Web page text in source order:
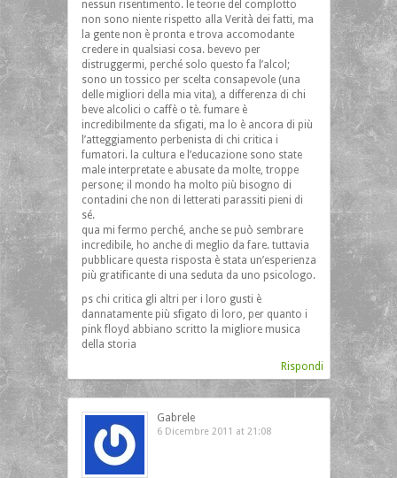
nessun risentimento. le teorie del complotto
non sono niente rispetto alla Verità dei fatti, ma
la gente non è pronta e trova accomodante
credere in qualsiasi cosa. bevevo per
distruggermi, perché solo questo fa l’alcol;
sono un tossico per scelta consapevole (una
delle migliori della mia vita), a differenza di chi
beve alcolici o caffè o tè. fumare è
incredibilmente da sfigati, ma lo è ancora di più
l’atteggiamento perbenista di chi critica i
fumatori. la cultura e l’educazione sono state
male interpretate e abusate da molte, troppe
persone; il mondo ha molto più bisogno di
contadini che non di letterati parassiti pieni di
sé.
qua mi fermo perché, anche se può sembrare
incredibile, ho anche di meglio da fare. tuttavia
pubblicare questa risposta è stata un’esperienza
più gratificante di una seduta da uno psicologo.
ps chi critica gli altri per i loro gusti è
dannatamente più sfigato di loro, per quanto i
pink floyd abbiano scritto la migliore musica
della storia
Rispondi
Gabrele
6 Dicembre 2011 at 21:08